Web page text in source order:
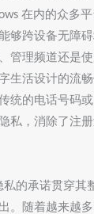
在内的众多
够跨设备无障
管理频道还是
生活设计的流
统的电话号码
私，消除了注
私的承诺贯穿其
。随着越来越